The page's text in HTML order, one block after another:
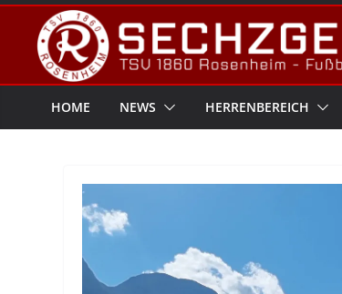
Zum
Inhalt
springen
HOME NEWS HERRENBEREICH